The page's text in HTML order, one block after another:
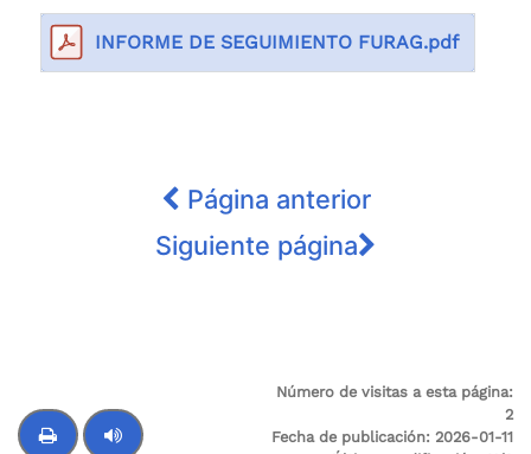
INFORME DE SEGUIMIENTO FURAG.pdf
Página anterior
Siguiente página
Número de visitas a esta página:
2
Fecha de publicación: 2026-01-11